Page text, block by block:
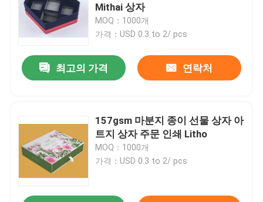
Mithai 상자
MOQ：1000개
가격：USD 0.3 to 2/ pcs
최고의 가격 연락처
157gsm 마분지 종이 선물 상자 아
트지 상자 주문 인쇄 Litho
MOQ：1000개
가격：USD 0.3 to 2/ pcs